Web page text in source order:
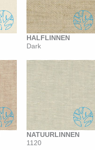
HALFLINNEN
Dark
NATUURLINNEN
1120